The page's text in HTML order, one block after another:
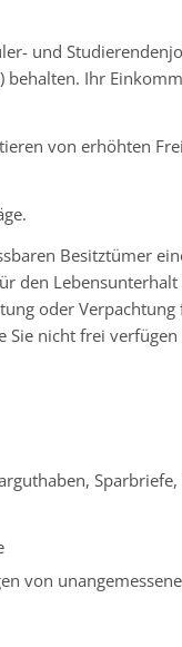
und
Ihr
von erhöhten
Besitztümer
den
oder
nicht frei
von